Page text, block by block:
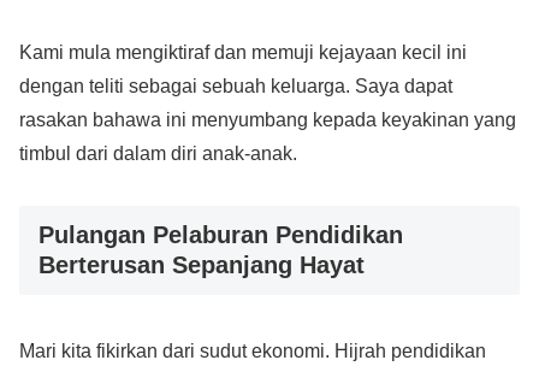
Kami mula mengiktiraf dan memuji kejayaan kecil ini
dengan teliti sebagai sebuah keluarga. Saya dapat
rasakan bahawa ini menyumbang kepada keyakinan yang
timbul dari dalam diri anak-anak.
Pulangan Pelaburan Pendidikan
Berterusan Sepanjang Hayat
Mari kita fikirkan dari sudut ekonomi. Hijrah pendidikan